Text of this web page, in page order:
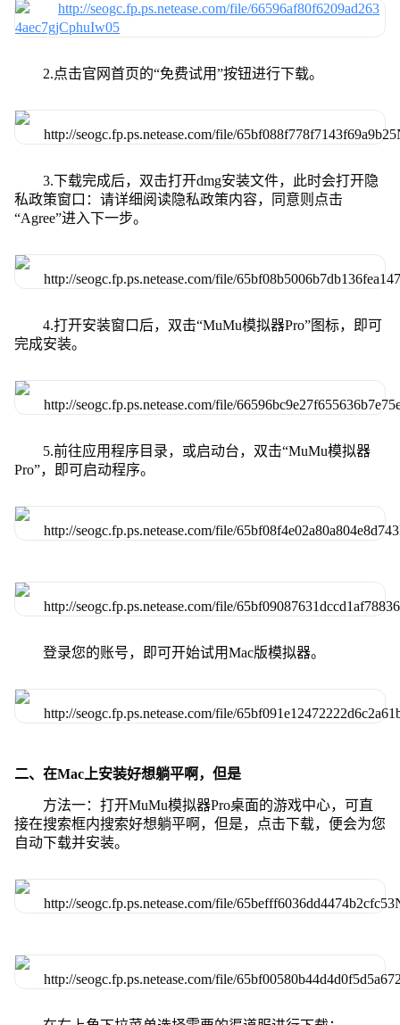
2.点击官网首页的“免费试用”按钮进行下载。
3.下载完成后，双击打开dmg安装文件，此时会打开隐
私政策窗口：请详细阅读隐私政策内容，同意则点击
“Agree”进入下一步。
4.打开安装窗口后，双击“MuMu模拟器Pro”图标，即可
完成安装。
5.前往应用程序目录，或启动台，双击“MuMu模拟器
Pro”，即可启动程序。
登录您的账号，即可开始试用Mac版模拟器。
二、在Mac上安装好想躺平啊，但是
方法一：打开MuMu模拟器Pro桌面的游戏中心，可直
接在搜索框内搜索好想躺平啊，但是，点击下载，便会为您
自动下载并安装。